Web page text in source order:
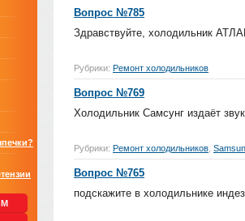
Вопрос №785
Здравствуйте, холодильник
Рубрики: Ремонт холодильников
Вопрос №769
Холодильник Самсунг издаёт
Рубрики: Ремонт холодильников
Вопрос №765
подскажите в холодильнике